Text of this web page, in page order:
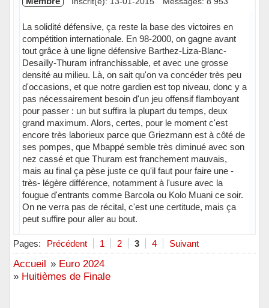
La solidité défensive, ça reste la base des victoires en
compétition internationale. En 98-2000, on gagne avant
tout grâce à une ligne défensive Barthez-Liza-Blanc-
Desailly-Thuram infranchissable, et avec une grosse
densité au milieu. Là, on sait qu'on va concéder très peu
d'occasions, et que notre gardien est top niveau, donc y a
pas nécessairement besoin d'un jeu offensif flamboyant
pour passer : un but suffira la plupart du temps, deux
grand maximum. Alors, certes, pour le moment c'est
encore très laborieux parce que Griezmann est à côté de
ses pompes, que Mbappé semble très diminué avec son
nez cassé et que Thuram est franchement mauvais,
mais au final ça pèse juste ce qu'il faut pour faire une -
très- légère différence, notamment à l'usure avec la
fougue d'entrants comme Barcola ou Kolo Muani ce soir.
On ne verra pas de récital, c'est une certitude, mais ça
peut suffire pour aller au bout.
Hors ligne
Pages: Précédent 1 2 3 4 Suivant
Accueil » Euro 2024
» Huitièmes de Finale